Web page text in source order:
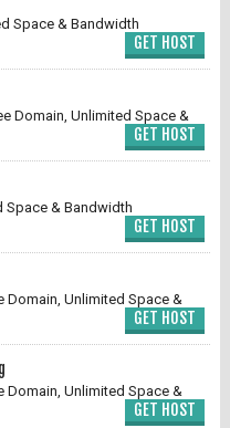
Space & Bandwidth
GET HOST
Domain, Unlimited Space &
GET HOST
Space & Bandwidth
GET HOST
Domain, Unlimited Space &
GET HOST
Domain, Unlimited Space &
GET HOST